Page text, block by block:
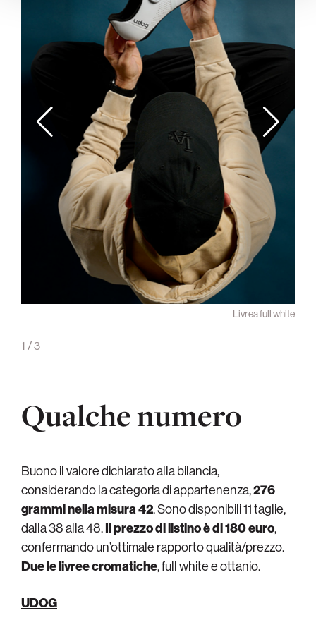
Livrea full white
1 /3
Qualche numero
Buono il valore dichiarato alla bilancia,
considerando la categoria di appartenenza,276
grammi nella misura 42. Sono disponibili 11 taglie,
dalla 38 alla 48.Il prezzo di listino è di 180 euro,
confermando un’ottimale rapporto qualità/prezzo.
Due le livree cromatiche, full white e ottanio.
UDOG